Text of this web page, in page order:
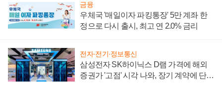
금융
우체국 '매일이자 파킹통장' 5만 계좌 한
정으로 다시 출시, 최고 연 2.0% 금리
전자·전기·정보통신
삼성전자 SK하이닉스 D램 가격에 해외
증권가 '고점' 시각 나와, 장기 계약에 단점